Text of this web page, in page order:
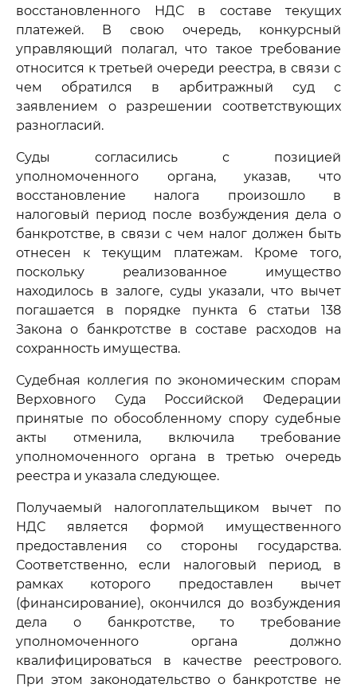
восстановленного НДС в составе текущих
платежей. В свою очередь, конкурсный
управляющий полагал, что такое требование
относится к третьей очереди реестра, в связи с
чем обратился в арбитражный суд с
заявлением о разрешении соответствующих
разногласий.
Суды согласились с позицией
уполномоченного органа, указав, что
восстановление налога произошло в
налоговый период после возбуждения дела о
банкротстве, в связи с чем налог должен быть
отнесен к текущим платежам. Кроме того,
поскольку реализованное имущество
находилось в залоге, суды указали, что вычет
погашается в порядке пункта 6 статьи 138
Закона о банкротстве в составе расходов на
сохранность имущества.
Судебная коллегия по экономическим спорам
Верховного Суда Российской Федерации
принятые по обособленному спору судебные
акты отменила, включила требование
уполномоченного органа в третью очередь
реестра и указала следующее.
Получаемый налогоплательщиком вычет по
НДС является формой имущественного
предоставления со стороны государства.
Соответственно, если налоговый период, в
рамках которого предоставлен вычет
(финансирование), окончился до возбуждения
дела о банкротстве, то требование
уполномоченного органа должно
квалифицироваться в качестве реестрового.
При этом законодательство о банкротстве не